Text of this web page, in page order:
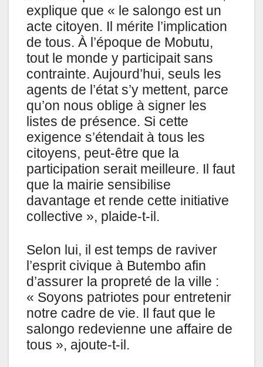
explique que « le salongo est un
acte citoyen. Il mérite l’implication
de tous. À l’époque de Mobutu,
tout le monde y participait sans
contrainte. Aujourd’hui, seuls les
agents de l’état s’y mettent, parce
qu’on nous oblige à signer les
listes de présence. Si cette
exigence s’étendait à tous les
citoyens, peut-être que la
participation serait meilleure. Il faut
que la mairie sensibilise
davantage et rende cette initiative
collective », plaide-t-il.
Selon lui, il est temps de raviver
l’esprit civique à Butembo afin
d’assurer la propreté de la ville :
« Soyons patriotes pour entretenir
notre cadre de vie. Il faut que le
salongo redevienne une affaire de
tous », ajoute-t-il.